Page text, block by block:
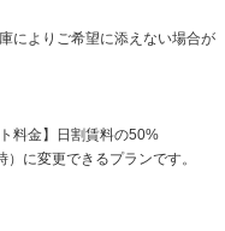
によりご希望に添えない場合が
料金】日割賃料の50%
に変更できるプランです。